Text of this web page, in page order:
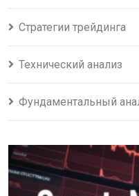
Стратегии трейдинга
Технический анализ
Фундаментальный